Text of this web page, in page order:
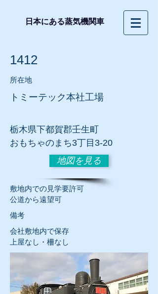
日本にある蒸気機関車
1412
所在地
トミーテック本社工場
​栃木県下都賀郡壬生町
おもちゃのまち3丁目3-20
地図を見る
​敷地内での見学要許可
公道から遠望可
​備考
会社敷地内で保存
上屋なし・柵なし